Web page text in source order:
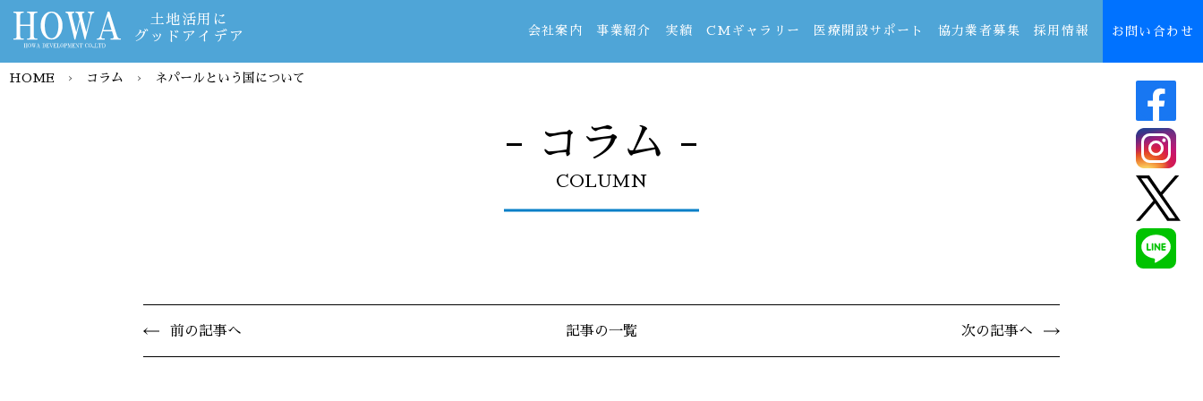
土地活用に
グッドアイデア
会社案内 事業紹介 実績 CMギャラリー 医療開設サポート 協力業者募集 採用情報 お問い合わせ
- コラム -
COLUMN
HOME › コラム › ネパールという国について
前の記事へ 記事の一覧 次の記事へ